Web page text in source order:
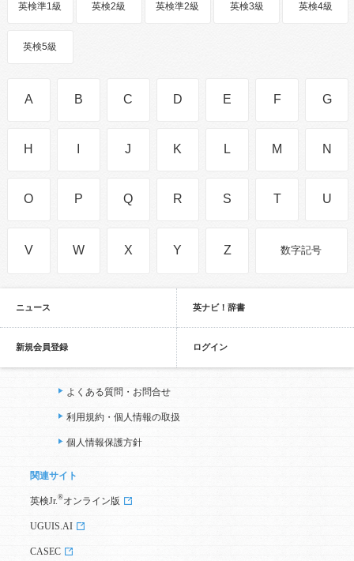
英検準1級 英検2級 英検準2級 英検3級 英検4級
英検5級
A B C D E F G
H J K L M N
O P Q R S T U
V W X Y Z 数字記号
ニュース 英ナビ！辞書
新規会員登録 ログイン
よくある質問・お問合せ
利用規約・個人情報の取扱
個人情報保護方針
関連サイト
英検Jr. ®オンライン版
UGUIS.AI
CASEC